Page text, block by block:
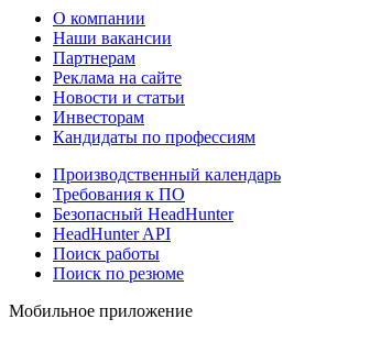
О компании
Наши вакансии
Партнерам
Реклама на сайте
Новости и статьи
Инвесторам
Кандидаты по профессиям
Производственный календарь
Требования к ПО
Безопасный HeadHunter
HeadHunter API
Поиск работы
Поиск по резюме
Мобильное приложение